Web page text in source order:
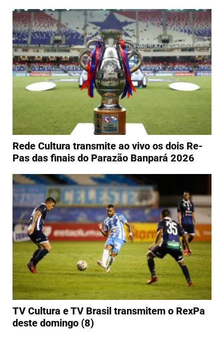
Rede Cultura transmite ao vivo os dois Re-
Pas das finais do Parazão Banpará 2026
TV Cultura e TV Brasil transmitem o RexPa
deste domingo (8)